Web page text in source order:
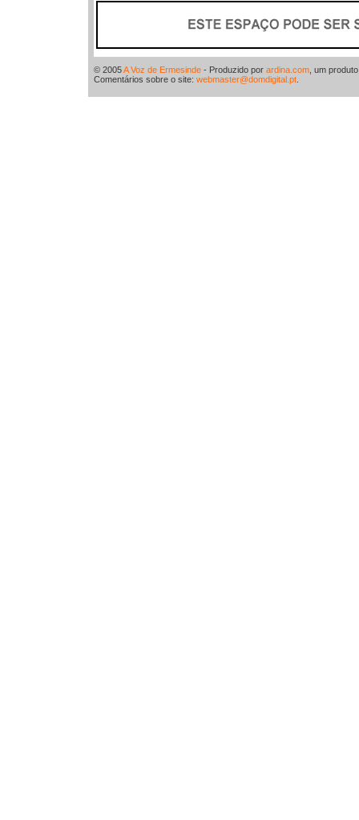
© 2005A Voz de Ermesinde - Produzido por ardina.com , um
Comentários sobre o site: webmaster@domdigital.pt